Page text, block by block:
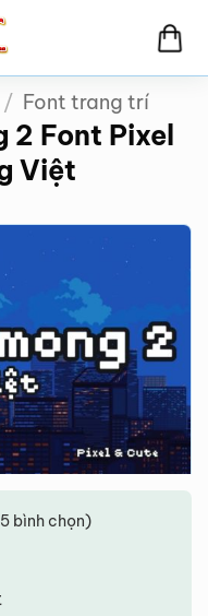
/ Font trang trí
2 Font Pixel
Việt
bình chọn)